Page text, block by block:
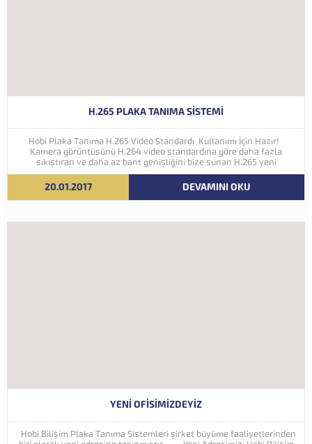
H.265 PLAKA TANIMA SISTEMI
Hobi Plaka Tanıma H.265 Video Standardı Kullanımı İçin Hazır!
Kamera görüntüsünü H.264 video standardına göre daha fazla
sıkıştıran ve daha az bant genişliğini bize sunan H.265 yeni
nesil kodlama teknolojisi Hobi Plaka Tanıma Sistemine eklenmiştir.
İleriki yıllarda 4K ve...
20.01.2017 DEVAMINI OKU
YENI OFISIMIZDEYIZ
Hobi Bilişim Plaka Tanıma Sistemleri şirket büyüme faaliyetlerinden